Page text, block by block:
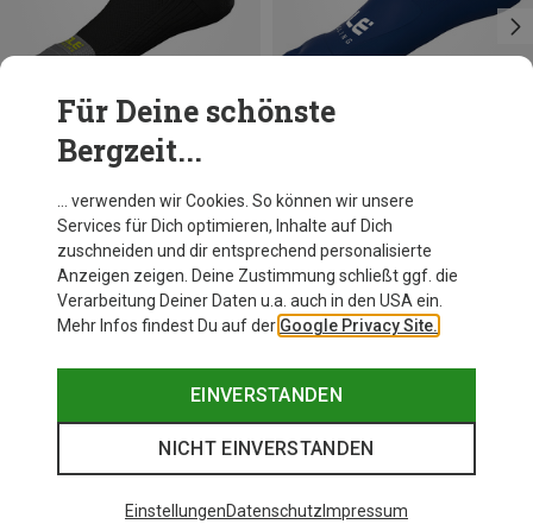
Du sparst 33%
Für Deine schönste
Bergzeit...
… verwenden wir Cookies. So können wir unsere
Services für Dich optimieren, Inhalte auf Dich
zuschneiden und dir entsprechend personalisierte
Anzeigen zeigen. Deine Zustimmung schließt ggf. die
Verarbeitung Deiner Daten u.a. auch in den USA ein.
Mehr Infos findest Du auf der Google Privacy Site.
EINVERSTANDEN
NICHT EINVERSTANDEN
EinstellungenDatenschutz Impressum